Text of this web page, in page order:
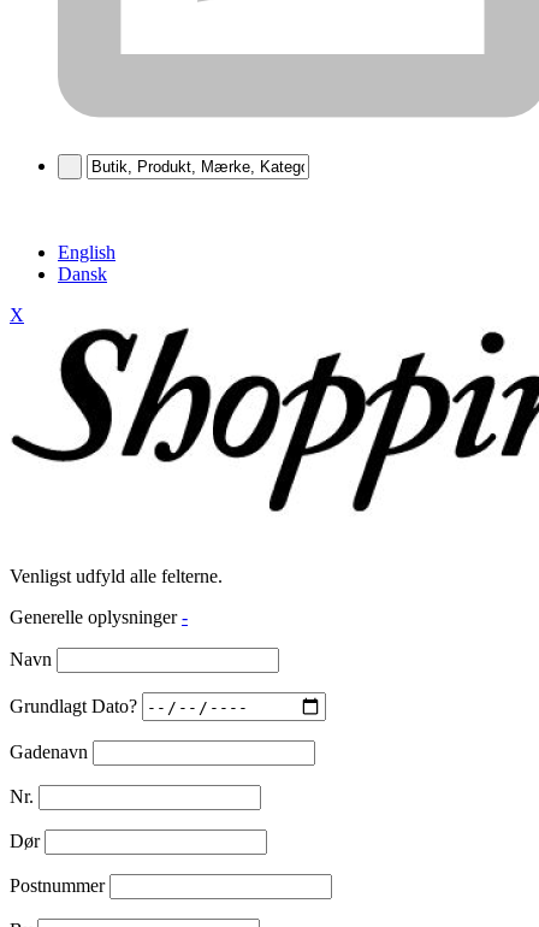
English
Dansk
X
Venligst udfyld alle felterne.
Generelle oplysninger -
Navn
Grundlagt Dato?
Gadenavn
Nr.
Dør
Postnummer